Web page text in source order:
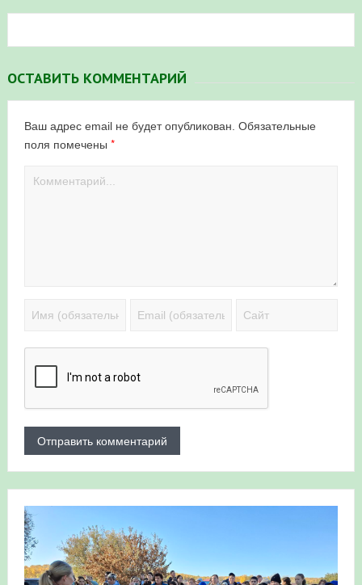
ОСТАВИТЬ КОММЕНТАРИЙ
Ваш адрес email не будет опубликован. Обязательные
поля помечены *